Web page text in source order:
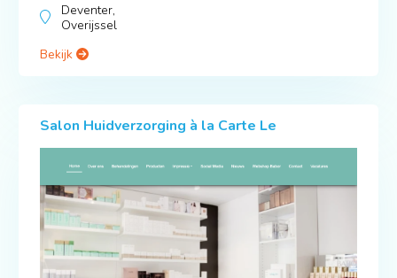
Deventer,
Overijssel
Bekijk
Salon Huidverzorging à la Carte Le